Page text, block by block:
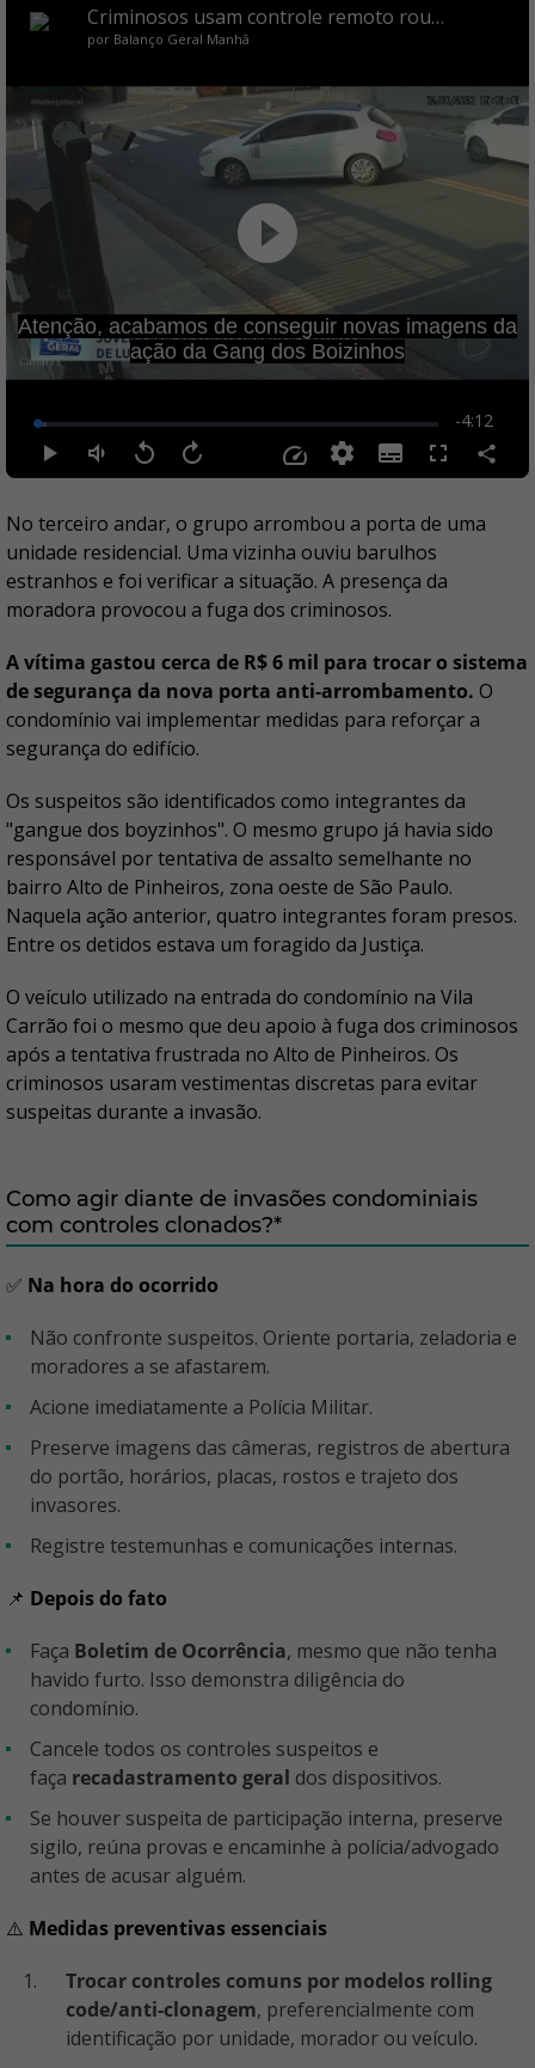
No terceiro andar, o grupo arrombou a porta de uma
unidade residencial. Uma vizinha ouviu barulhos
estranhos e foi verificar a situação. A presença da
moradora provocou a fuga dos criminosos.
A vítima gastou cerca de R$ 6 mil para trocar o sistema
de segurança da nova porta anti-arrombamento. O
condomínio vai implementar medidas para reforçar a
segurança do edifício.
Os suspeitos são identificados como integrantes da
"gangue dos boyzinhos". O mesmo grupo já havia sido
responsável por tentativa de assalto semelhante no
bairro Alto de Pinheiros, zona oeste de São Paulo.
Naquela ação anterior, quatro integrantes foram presos.
Entre os detidos estava um foragido da Justiça.
O veículo utilizado na entrada do condomínio na Vila
Carrão foi o mesmo que deu apoio à fuga dos criminosos
após a tentativa frustrada no Alto de Pinheiros. Os
criminosos usaram vestimentas discretas para evitar
suspeitas durante a invasão.
Como agir diante de invasões condominiais
com controles clonados?*
✅ Na hora do ocorrido
Não confronte suspeitos. Oriente portaria, zeladoria e
moradores a se afastarem.
Acione imediatamente a Polícia Militar.
Preserve imagens das câmeras, registros de abertura
do portão, horários, placas, rostos e trajeto dos
invasores.
Registre testemunhas e comunicações internas.
📌 Depois do fato
Faça Boletim de Ocorrência, mesmo que não tenha
havido furto. Isso demonstra diligência do
condomínio.
Cancele todos os controles suspeitos e
faça recadastramento geral dos dispositivos.
Se houver suspeita de participação interna, preserve
sigilo, reúna provas e encaminhe à polícia/advogado
antes de acusar alguém.
⚠️ Medidas preventivas essenciais
Trocar controles comuns por modelos rolling
code/anti-clonagem, preferencialmente com
identificação por unidade, morador ou veículo.